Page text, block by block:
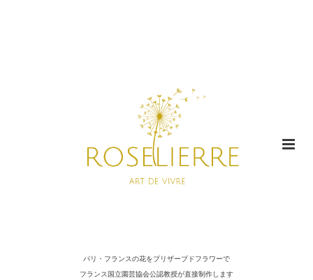
パリ・フランスの花をプリザーブドフラワーで
フランス国立園芸協会公認教授が直接制作します